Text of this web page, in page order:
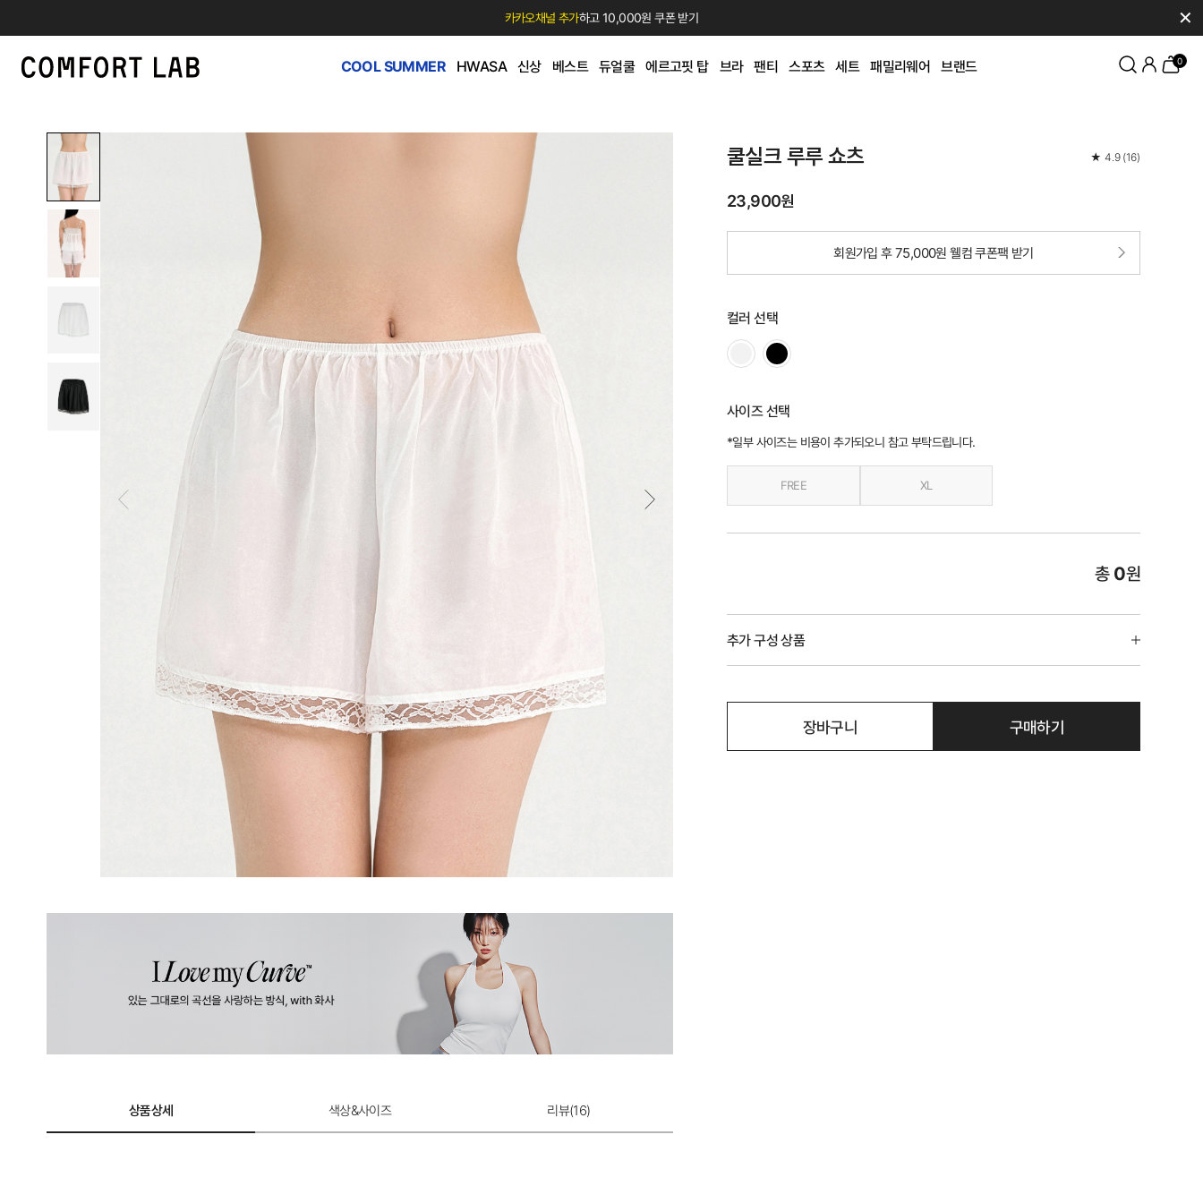
카카오채널 추가하고 10,000원 쿠폰 받기 ✕
COOL SUMMER HWASA 신상 베스트 듀얼쿨 에르고핏 탑 브라 팬티 스포츠 세트 패밀리웨어 브랜드 0
상품상세 색상&사이즈 리뷰(16)
쿨실크 루루 쇼츠 ★ 4.9 (16)
23,900원
회원가입 후 75,000원 웰컴 쿠폰팩 받기
컬러 선택
사이즈 선택
*일부 사이즈는 비용이 추가되오니 참고 부탁드립니다.
FREE XL
총 0원
추가 구성 상품
장바구니 구매하기